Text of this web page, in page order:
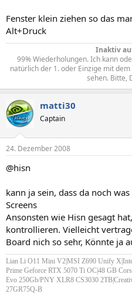
Fenster klein ziehen so das
Alt+Druck
Inaktiv
99% Wiederholungen. Ich kann
natürlich der 1. oder Einzige mit
sehen. Bitte,
matti30
Captain
24. Dezember 2008
@hisn
kann ja sein, dass da noch
Screens
Ansonsten wie Hisn gesagt
kontrollieren. Vielleicht
Board nich so sehr, Könnte ja
Lian Li O11 Mini V2|MSI Z690 Unify X
Prime Geforce RTX 5070 Ti OC|48 GB
Evo 250Gb/PNY XLR8 CS3030
27GR75Q-B